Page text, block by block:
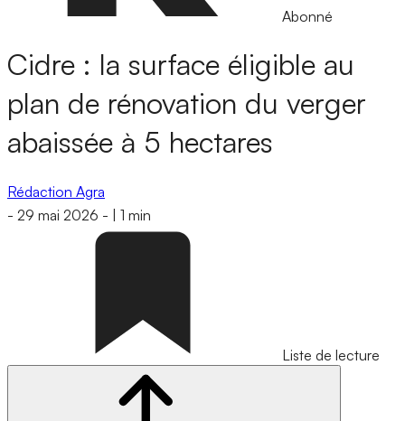
Abonné
Cidre : la surface éligible au
plan de rénovation du verger
abaissée à 5 hectares
Rédaction Agra
- 29 mai 2026 - 1 min
Liste de lecture